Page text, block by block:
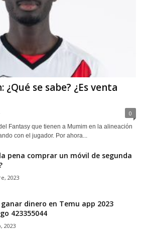
se sabe? ¿Es venta
0
Fantasy que tienen a Mumim en la alineación
con el jugador. Por ahora...
pena comprar un móvil de segunda
2023
dinero en Temu app 2023
423355044
2023